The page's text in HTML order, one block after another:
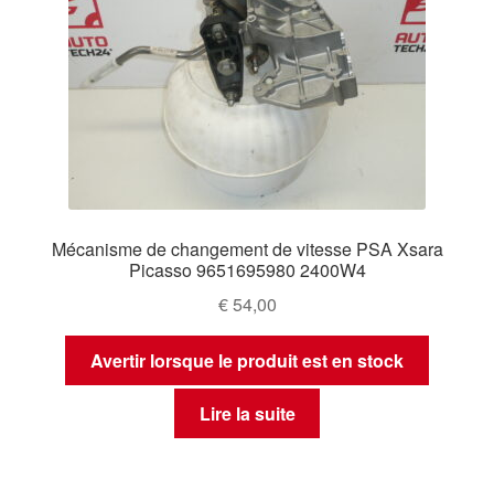
Mécanisme de changement de vitesse PSA Xsara
Picasso 9651695980 2400W4
€54,00
Avertir lorsque le produit est en stock
Lire la suite